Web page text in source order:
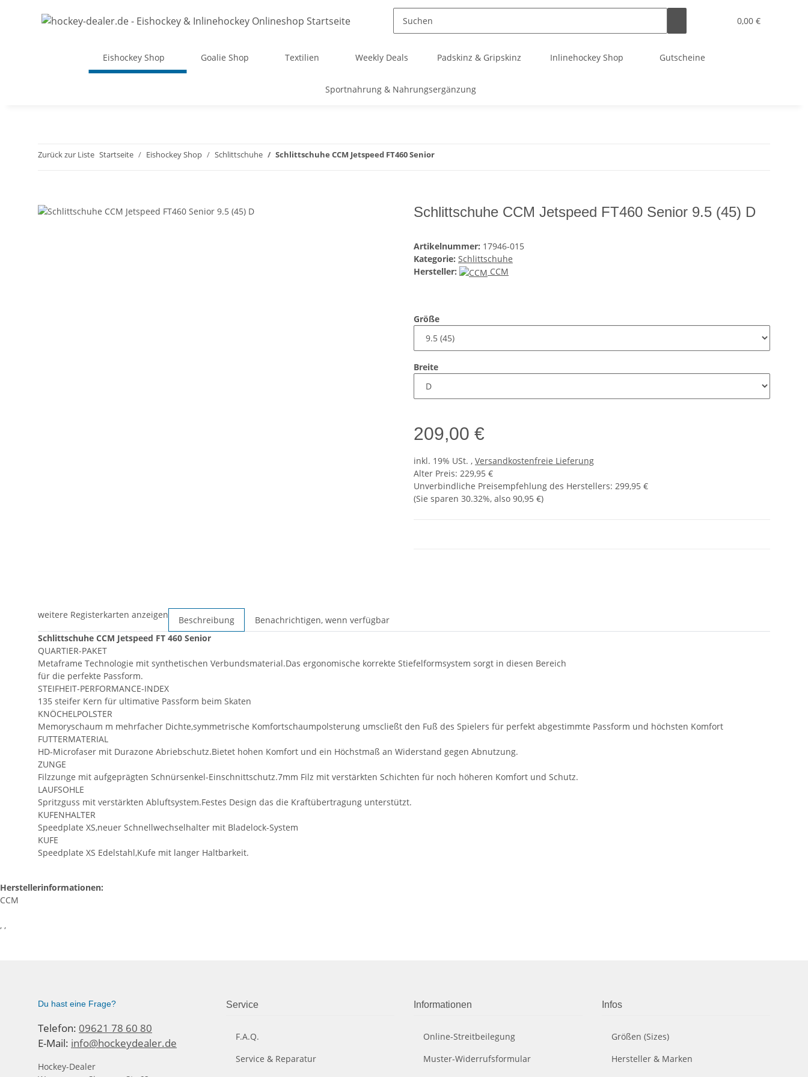
0,00 €
Eishockey Shop Goalie Shop Textilien Weekly Deals Padskinz & Gripskinz Inlinehockey Shop Gutscheine
Sportnahrung & Nahrungsergänzung
Zurück zur Liste Startseite Eishockey Shop Schlittschuhe Schlittschuhe CCM Jetspeed FT460 Senior
Schlittschuhe CCM Jetspeed FT460 Senior 9.5 (45) D
Artikelnummer: 17946-015
Kategorie: Schlittschuhe
Hersteller:
CCM
Größe
Breite
209,00 €
inkl. 19% USt. , Versandkostenfreie Lieferung
Alter Preis: 229,95 €
Unverbindliche Preisempfehlung des Herstellers: 299,95 €
(Sie sparen 30.32%, also 90,95 €)
weitere Registerkarten anzeigen Beschreibung
Benachrichtigen, wenn verfügbar
Schlittschuhe CCM Jetspeed FT 460 Senior
QUARTIER-PAKET
Metaframe Technologie mit synthetischen Verbundsmaterial.Das ergonomische korrekte Stiefelformsystem sorgt in diesen Bereich
für die perfekte Passform.
STEIFHEIT-PERFORMANCE-INDEX
135 steifer Kern für ultimative Passform beim Skaten
KNÖCHELPOLSTER
Memoryschaum m mehrfacher Dichte,symmetrische Komfortschaumpolsterung umscließt den Fuß des Spielers für perfekt abgestimmte Passform und höchsten Komfort
FUTTERMATERIAL
HD-Microfaser mit Durazone Abriebschutz.Bietet hohen Komfort und ein Höchstmaß an Widerstand gegen Abnutzung.
ZUNGE
Filzzunge mit aufgeprägten Schnürsenkel-Einschnittschutz.7mm Filz mit verstärkten Schichten für noch höheren Komfort und Schutz.
LAUFSOHLE
Spritzguss mit verstärkten Abluftsystem.Festes Design das die Kraftübertragung unterstützt.
KUFENHALTER
Speedplate XS,neuer Schnellwechselhalter mit Bladelock-System
KUFE
Speedplate XS Edelstahl,Kufe mit langer Haltbarkeit.
Herstellerinformationen:
CCM
, ,
Du hast eine Frage?
Telefon: 09621 78 60 80
E-Mail: info@hockeydealer.de
Hockey-Dealer
Service
F.A.Q.
Service & Reparatur
Informationen
Online-Streitbeilegung
Muster-Widerrufsformular
Infos
Größen (Sizes)
Hersteller & Marken